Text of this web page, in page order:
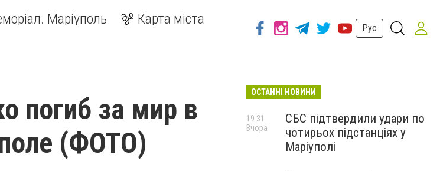
Маріуполь Карта міста
Рус
погиб за мир в
(ФОТО)
ОСТАННІ НОВИНИ
СБС підтвердили удари по
чотирьох підстанціях у
Маріуполі
19:31
Вчора